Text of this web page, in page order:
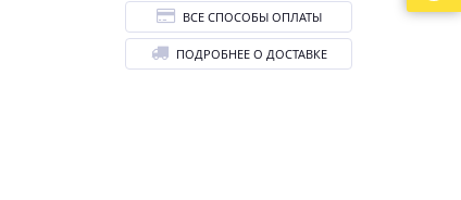
ВСЕ СПОСОБЫ ОПЛАТЫ
ПОДРОБНЕЕ О ДОСТАВКЕ